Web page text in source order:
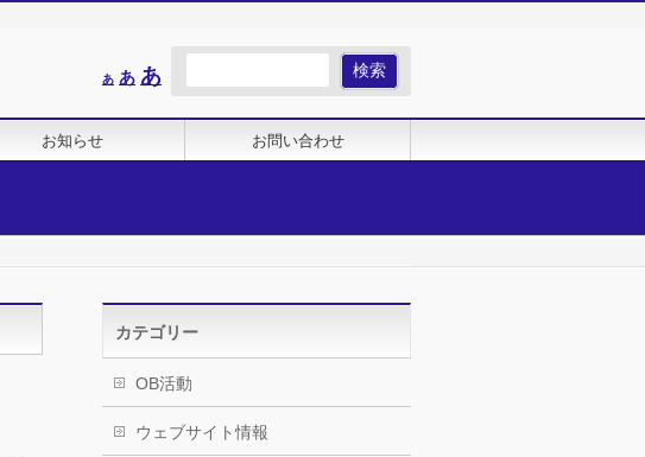
あ Decrease
size.
あ Reset
size.
あIncrease
size.
お知らせ お問い合わせ
カテゴリー
OB活動
ウェブサイト情報